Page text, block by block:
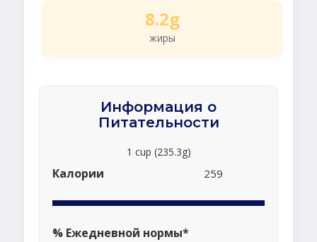
8.2g
жиры
Информация о
Питательности
1 cup (235.3g)
Калории 259
% Ежедневной нормы*